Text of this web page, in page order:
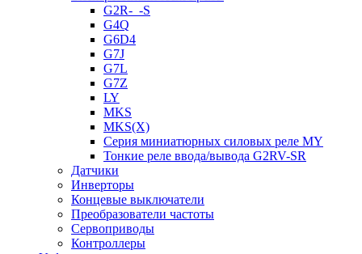
G2R-_-S
G4Q
G6D4
G7J
G7L
G7Z
LY
MKS
MKS(X)
Серия миниатюрных силовых реле MY
Тонкие реле ввода/вывода G2RV-SR
Датчики
Инверторы
Концевые выключатели
Преобразователи частоты
Сервоприводы
Контроллеры